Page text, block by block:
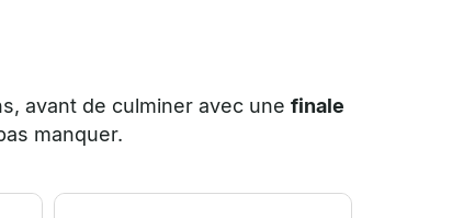
avant de culminer avec une finale
manquer.